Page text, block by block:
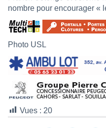
nombre pour encourager «
Photo USL
Vues : 20